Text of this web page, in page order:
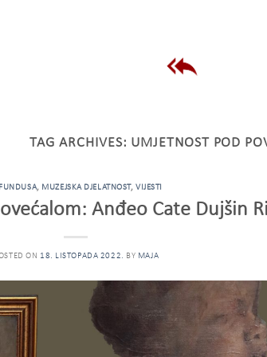
TAG ARCHIVES: UMJETNOST POD
, MUZEJSKA DJELATNOST,VIJESTI
Anđeo Cate Dujšin
ON 18. LISTOPADA 2022. BY MAJA